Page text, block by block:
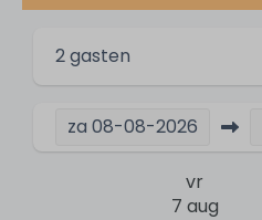
Openlucht zwembad
Trampoline
2 gasten
za 08-08-2026
vr
7 aug